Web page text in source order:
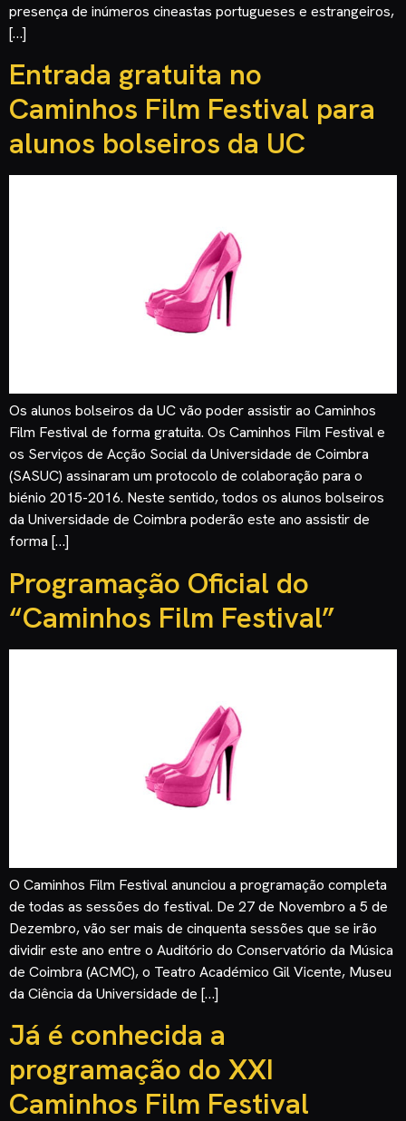
presença de inúmeros cineastas portugueses e estrangeiros,
[…]
Entrada gratuita no
Caminhos Film Festival para
alunos bolseiros da UC
Os alunos bolseiros da UC vão poder assistir ao Caminhos
Film Festival de forma gratuita. Os Caminhos Film Festival e
os Serviços de Acção Social da Universidade de Coimbra
(SASUC) assinaram um protocolo de colaboração para o
biénio 2015-2016. Neste sentido, todos os alunos bolseiros
da Universidade de Coimbra poderão este ano assistir de
forma […]
Programação Oficial do
“Caminhos Film Festival”
O Caminhos Film Festival anunciou a programação completa
de todas as sessões do festival. De 27 de Novembro a 5 de
Dezembro, vão ser mais de cinquenta sessões que se irão
dividir este ano entre o Auditório do Conservatório da Música
de Coimbra (ACMC), o Teatro Académico Gil Vicente, Museu
da Ciência da Universidade de […]
Já é conhecida a
programação do XXI
Caminhos Film Festival